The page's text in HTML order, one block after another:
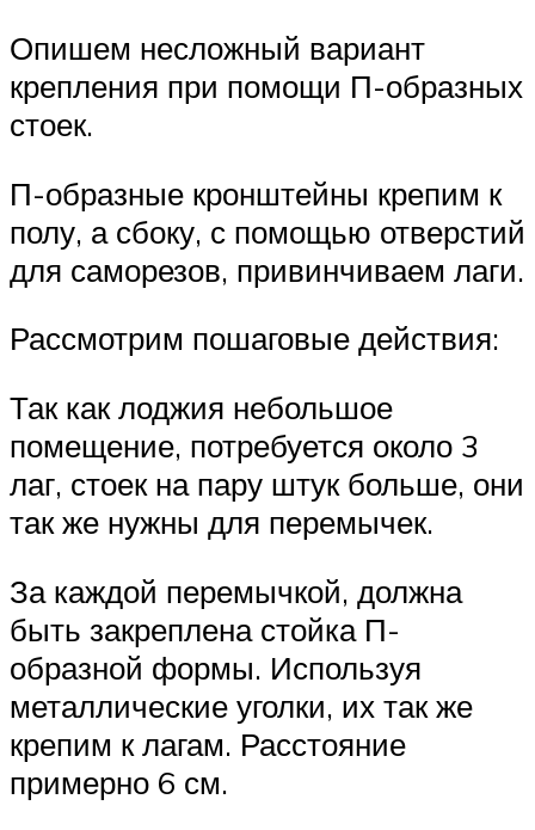
Опишем несложный вариант
крепления при помощи П-образных
стоек.
П-образные кронштейны крепим к
полу, а сбоку, с помощью отверстий
для саморезов, привинчиваем лаги.
Рассмотрим пошаговые действия:
Так как лоджия небольшое
помещение, потребуется около 3
лаг, стоек на пару штук больше, они
так же нужны для перемычек.
За каждой перемычкой, должна
быть закреплена стойка П-
образной формы. Используя
металлические уголки, их так же
крепим к лагам. Расстояние
примерно 6 см.